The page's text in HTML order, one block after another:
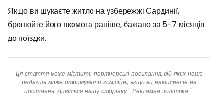
Якщо ви шукаєте житло на узбережжі Сардинії,
бронюйте його якомога раніше, бажано за 5-7 місяців
до поїздки.
Ця стаття може містити партнерські посилання, від яких наша
редакція може отримувати комісійні, якщо ви натиснете на
посилання. Дивіться нашу сторінку " Рекламна політика ".